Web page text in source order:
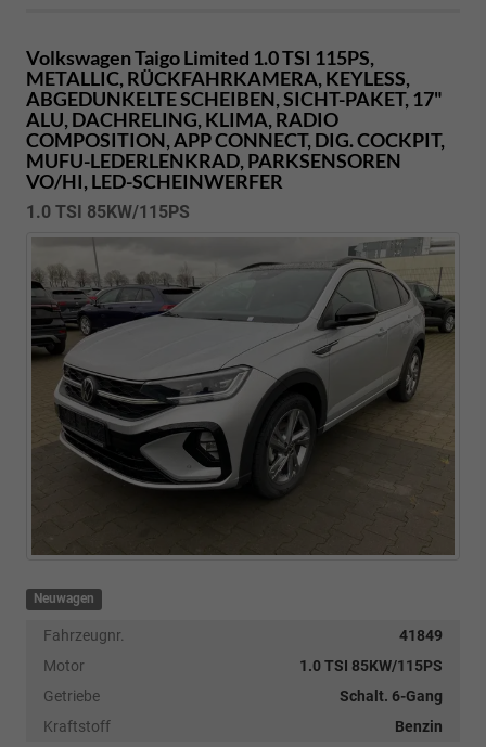
Volkswagen TaigoLimited 1.0 TSI 115PS,
METALLIC, RÜCKFAHRKAMERA, KEYLESS,
ABGEDUNKELTE SCHEIBEN, SICHT-PAKET, 17"
ALU, DACHRELING, KLIMA, RADIO
COMPOSITION, APP CONNECT, DIG. COCKPIT,
MUFU-LEDERLENKRAD, PARKSENSOREN
VO/HI, LED-SCHEINWERFER
1.0 TSI 85KW/115PS
Neuwagen
Fahrzeugnr.
41849
Motor
1.0 TSI 85KW/115PS
Getriebe
Schalt. 6-Gang
Kraftstoff
Benzin